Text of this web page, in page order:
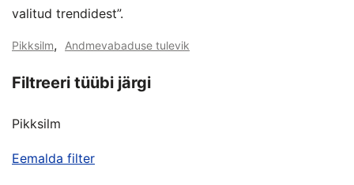
valitud trendidest”.
Pikksilm, Andmevabaduse tulevik
Filtreeri tüübi järgi
Pikksilm
Eemalda filter